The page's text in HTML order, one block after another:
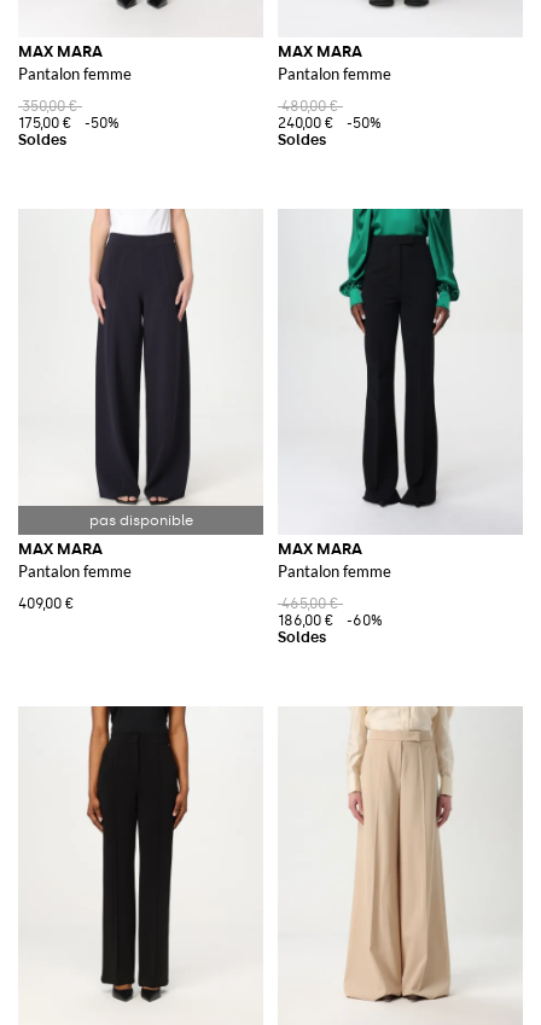
MAX MARA
Pantalon femme
350,00 €
175,00 €
-50%
MAX MARA
Pantalon femme
480,00 €
240,00 €
-50%
MAX MARA
Pantalon femme
409,00 €
MAX MARA
Pantalon femme
465,00 €
186,00 €
-60%